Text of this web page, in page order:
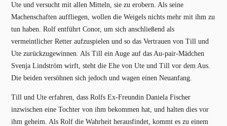
Ute und versucht mit allen Mitteln, sie zu erobern. Als seine
Machenschaften auffliegen, wollen die Weigels nichts mehr mit ihm zu
tun haben. Rolf entführt Conor, um sich anschließend als
vermeintlicher Retter aufzuspielen und so das Vertrauen von Till und
Ute zurückzugewinnen. Als Till ein Auge auf das Au-pair-Mädchen
Svenja Lindström wirft, steht die Ehe von Ute und Till vor dem Aus.
Die beiden versöhnen sich jedoch und wagen einen Neuanfang.
Till und Ute erfahren, dass Rolfs Ex-Freundin Daniela Fischer
inzwischen eine Tochter von ihm bekommen hat, und halten dies vor
ihm geheim. Als Rolf die Wahrheit herausfindet, kommt es zu einem